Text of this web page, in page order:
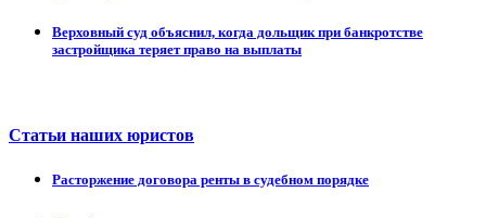
Верховный суд объяснил, когда дольщик при банкротстве
застройщика теряет право на выплаты
Статьи наших юристов
Расторжение договора ренты в судебном порядке